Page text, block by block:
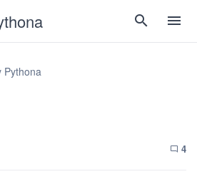
search menu
Pythona
chat_bubble_outline 4